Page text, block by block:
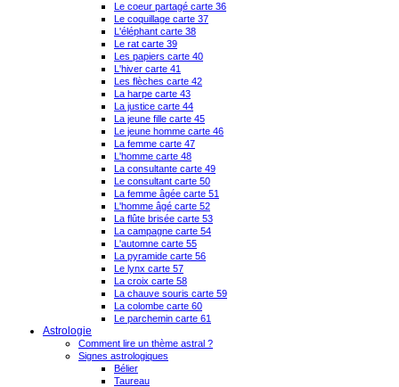
Le coeur partagé carte 36
Le coquillage carte 37
L'éléphant carte 38
Le rat carte 39
Les papiers carte 40
L'hiver carte 41
Les flèches carte 42
La harpe carte 43
La justice carte 44
La jeune fille carte 45
Le jeune homme carte 46
La femme carte 47
L'homme carte 48
La consultante carte 49
Le consultant carte 50
La femme âgée carte 51
L'homme âgé carte 52
La flûte brisée carte 53
La campagne carte 54
L'automne carte 55
La pyramide carte 56
Le lynx carte 57
La croix carte 58
La chauve souris carte 59
La colombe carte 60
Le parchemin carte 61
Astrologie
Comment lire un thème astral ?
Signes astrologiques
Bélier
Taureau